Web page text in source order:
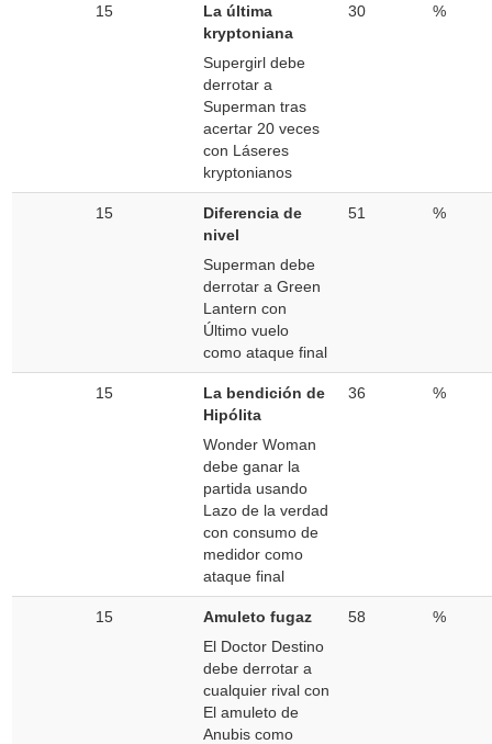
15
La última
kryptoniana
Supergirl debe
derrotar a
Superman tras
acertar 20 veces
con Láseres
kryptonianos
30 %
15
Diferencia de
nivel
Superman debe
derrotar a Green
Lantern con
Último vuelo
como ataque final
51 %
15
La bendición de
Hipólita
Wonder Woman
debe ganar la
partida usando
Lazo de la verdad
con consumo de
medidor como
ataque final
36 %
15
Amuleto fugaz
El Doctor Destino
debe derrotar a
cualquier rival con
El amuleto de
Anubis como
58 %